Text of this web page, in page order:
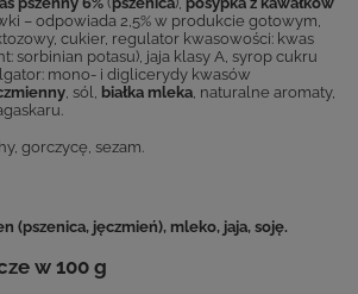
– odpowiada 2,5% w produkcie gotowym,
cukier, regulator kwasowości: kwas
sorbinian potasu), jaja klasy A, syrop cukru
mono- i diglicerydy kwasów
, sól, białka mleka , naturalne aromaty,
gorczycę, sezam.
(pszenica, jęczmień), mleko, jaja, soję.
w 100 g